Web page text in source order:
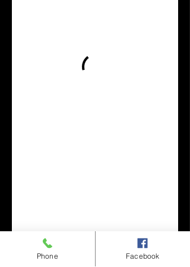
Phone Facebook